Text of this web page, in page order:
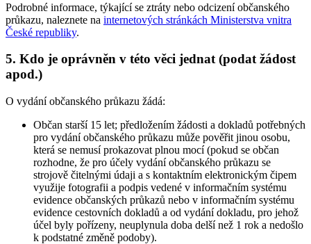
Podrobné informace, týkající se ztráty nebo odcizení občanského
průkazu, naleznete na internetových stránkách Ministerstva vnitra
České republiky.
5. Kdo je oprávněn v této věci jednat (podat žádost
apod.)
O vydání občanského průkazu žádá:
Občan starší 15 let; předložením žádosti a dokladů potřebných
pro vydání občanského průkazu může pověřit jinou osobu,
která se nemusí prokazovat plnou mocí (pokud se občan
rozhodne, že pro účely vydání občanského průkazu se
strojově čitelnými údaji a s kontaktním elektronickým čipem
využije fotografii a podpis vedené v informačním systému
evidence občanských průkazů nebo v informačním systému
evidence cestovních dokladů a od vydání dokladu, pro jehož
účel byly pořízeny, neuplynula doba delší než 1 rok a nedošlo
k podstatné změně podoby).